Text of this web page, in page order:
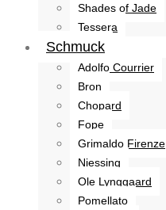
Shades of Jade
Tessera
Schmuck
Adolfo Courrier
Bron
Chopard
Fope
Grimaldo Firenze
Niessing
Ole Lynggaard
Pomellato